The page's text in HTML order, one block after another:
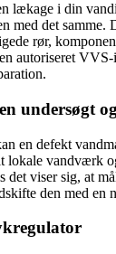
lækage i din
med det samme.
rør,
autoriseret
undersøgt
en defekt
lokale vandværk
det viser sig, at
den med en